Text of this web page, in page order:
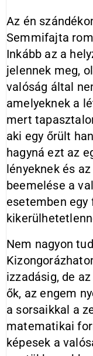
Az én
Semmifajta
Inkább az a
jelennek meg,
valóság által
amelyeknek a
mert
aki egy őrült
hagyná ezt az
lényeknek és
beemelése a
esetemben egy
Nem nagyon
izzadásig, de
ők, az engem
a sorsaikkal a
matematikai
képesek a